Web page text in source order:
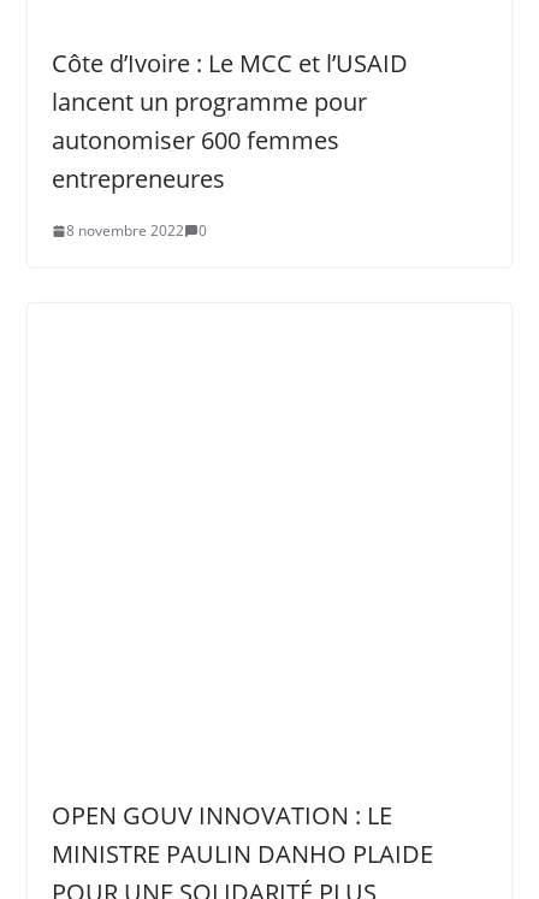
Côte d’Ivoire : Le MCC et l’USAID
lancent un programme pour
autonomiser 600 femmes
entrepreneures
8 novembre 2022 0
OPEN GOUV INNOVATION : LE
MINISTRE PAULIN DANHO PLAIDE